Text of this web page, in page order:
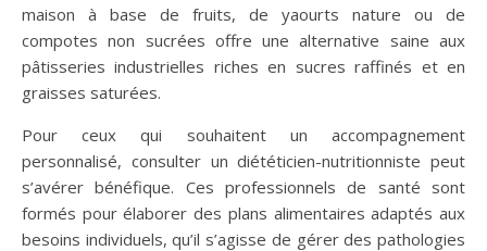
maison à base de fruits, de yaourts nature ou de
compotes non sucrées offre une alternative saine aux
pâtisseries industrielles riches en sucres raffinés et en
graisses saturées.
Pour ceux qui souhaitent un accompagnement
personnalisé, consulter un diététicien-nutritionniste peut
s’avérer bénéfique. Ces professionnels de santé sont
formés pour élaborer des plans alimentaires adaptés aux
besoins individuels, qu’il s’agisse de gérer des pathologies